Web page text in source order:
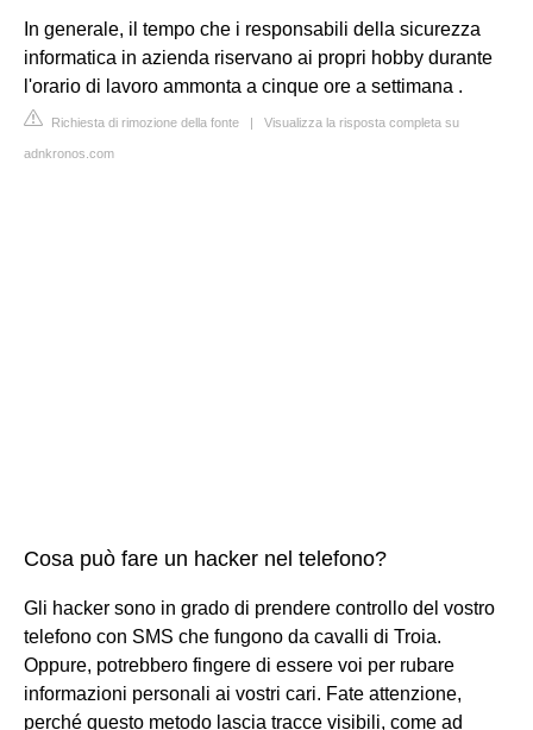
In generale, il tempo che i responsabili della sicurezza
informatica in azienda riservano ai propri hobby durante
l'orario di lavoro ammonta a cinque ore a settimana .
Richiesta di rimozione della fonte | Visualizza la risposta completa su
adnkronos.com
Cosa può fare un hacker nel telefono?
Gli hacker sono in grado di prendere controllo del vostro
telefono con SMS che fungono da cavalli di Troia.
Oppure, potrebbero fingere di essere voi per rubare
informazioni personali ai vostri cari. Fate attenzione,
perché questo metodo lascia tracce visibili, come ad